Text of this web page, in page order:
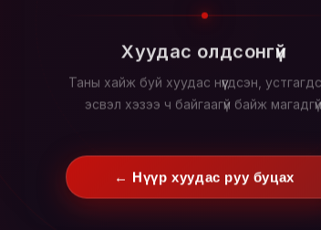
Хуудас олдсонгүй
Таны хайж буй хуудас нүүгдсэн,
эсвэл хэзээ ч байгаагүй байж
← Нүүр хуудас руу буцах